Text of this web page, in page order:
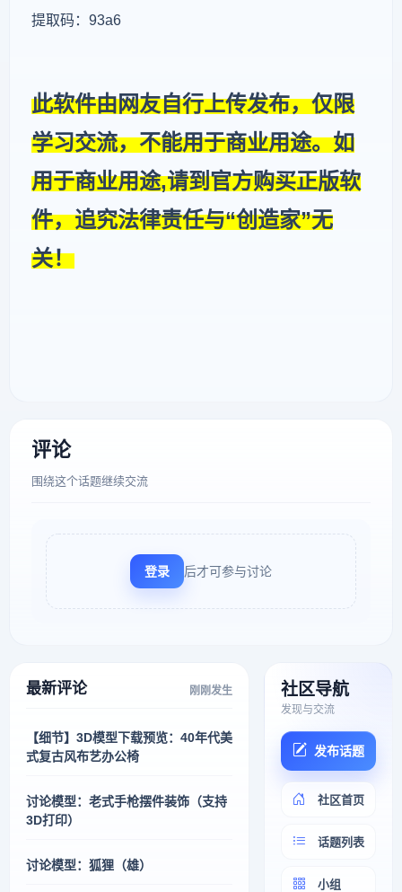
提取码：93a6
此软件由网友自行上传发布，仅限
学习交流，不能用于商业用途。如
用于商业用途,请到官方购买正版软
件，追究法律责任与“创造家”无
关！
评论
围绕这个话题继续交流
登录 后才可参与讨论
社区导航
发现与交流
发布话题
社区首页
话题列表
小组
最新评论 刚刚发生
【细节】3D模型下载预览：40年代美
式复古风布艺办公椅
讨论模型：老式手枪摆件装饰（支持
3D打印）
讨论模型：狐狸（雄）